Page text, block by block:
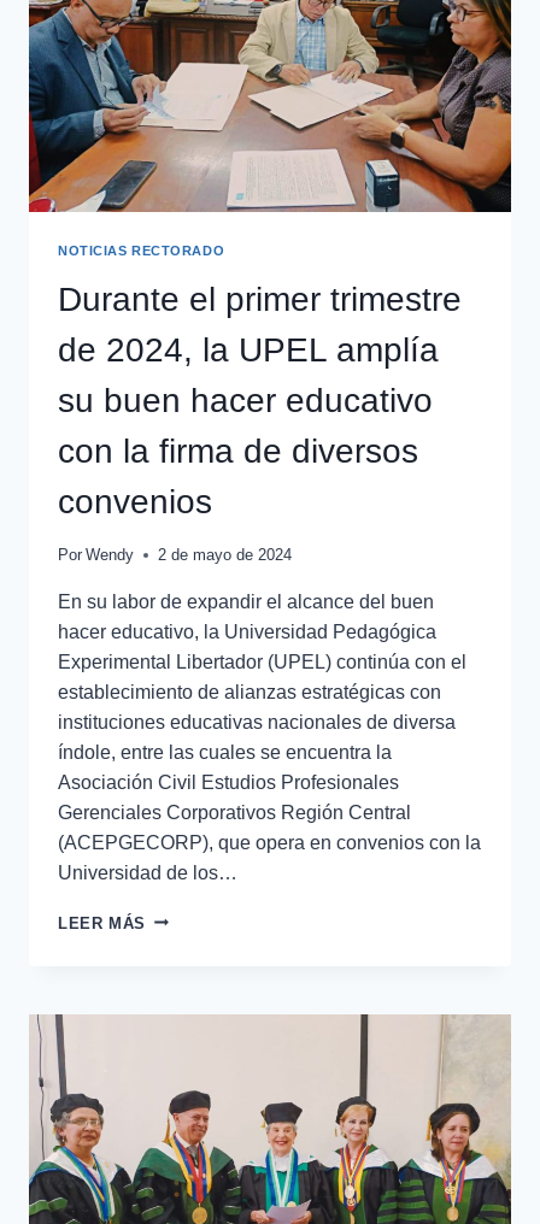
NOTICIAS RECTORADO
Durante el primer trimestre
de 2024, la UPEL amplía
su buen hacer educativo
con la firma de diversos
convenios
Por Wendy 2 de mayo de 2024
En su labor de expandir el alcance del buen
hacer educativo, la Universidad Pedagógica
Experimental Libertador (UPEL) continúa con el
establecimiento de alianzas estratégicas con
instituciones educativas nacionales de diversa
índole, entre las cuales se encuentra la
Asociación Civil Estudios Profesionales
Gerenciales Corporativos Región Central
(ACEPGECORP), que opera en convenios con la
Universidad de los…
LEER MÁS